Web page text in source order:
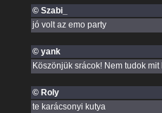
© Szabi_
jó volt az emo party
© yank
Köszönjük srácok! Nem tudok
© Roly
te karácsonyi kutya